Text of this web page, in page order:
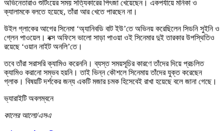
অভিনেতারাও শুটিংয়ের সময় সত্যিকারের পিৎজা খেয়েছেন। একপর্যায়ে মনিকা ও
ক্যালামকে বলতে হয়েছে, তাঁরা আর খেতে পারছেন না।
উইল গ্লাকের আগের সিনেমা ‘অ্যানিবডি বাট ইউ’তে অভিনয় করেছিলেন সিডনি সুইনি ও
গ্লেন পাওয়েল। বক্স অফিসে ভালো সাড়া পাওয়া ওই সিনেমার দুই তারকার উপস্থিতিও
রয়েছে ‘ওয়ান নাইট অনলি’তে।
তবে তাঁরা সরাসরি ক্যামিও করেননি। ব্যস্ত সময়সূচির কারণে তাঁদের দিয়ে প্রচলিত
ক্যামিও করানো সম্ভব হয়নি। তাই ভিন্ন কৌশলে সিনেমায় তাঁদের যুক্ত করেছেন
গ্লাক। বিষয়টি দর্শকের জন্য একটি মজার চমক হিসেবেই রাখা হয়েছে বলে জানা গেছে।
ভ্যারাইটি অবলম্বনে
কালের আলো/এসএ